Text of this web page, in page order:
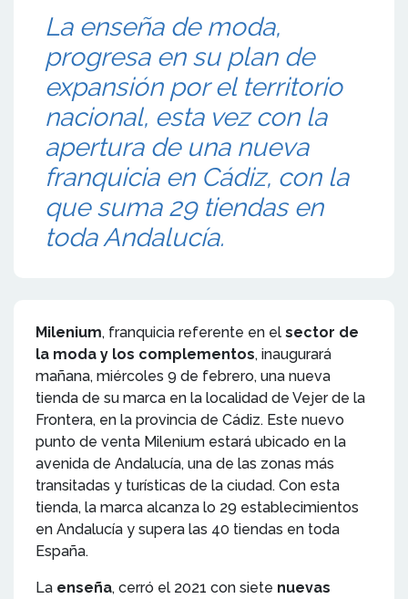
La enseña de moda,
progresa en su plan de
expansión por el territorio
nacional, esta vez con la
apertura de una nueva
franquicia en Cádiz, con la
que suma 29 tiendas en
toda Andalucía.
Milenium, franquicia referente en el sector de
la moda y los complementos, inaugurará
mañana, miércoles 9 de febrero, una nueva
tienda de su marca en la localidad de Vejer de la
Frontera, en la provincia de Cádiz. Este nuevo
punto de venta Milenium estará ubicado en la
avenida de Andalucía, una de las zonas más
transitadas y turísticas de la ciudad. Con esta
tienda, la marca alcanza lo 29 establecimientos
en Andalucía y supera las 40 tiendas en toda
España.
La enseña, cerró el 2021 con siete nuevas